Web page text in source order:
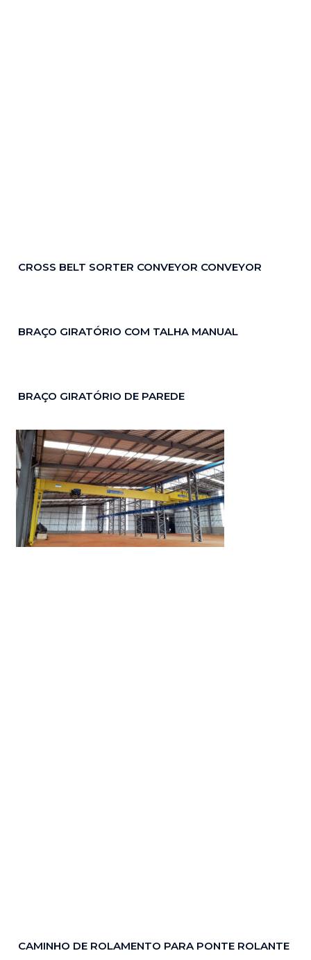
CROSS BELT SORTER CONVEYOR CONVEYOR
BRAÇO GIRATÓRIO COM TALHA MANUAL
BRAÇO GIRATÓRIO DE PAREDE
CAMINHO DE ROLAMENTO PARA PONTE ROLANTE